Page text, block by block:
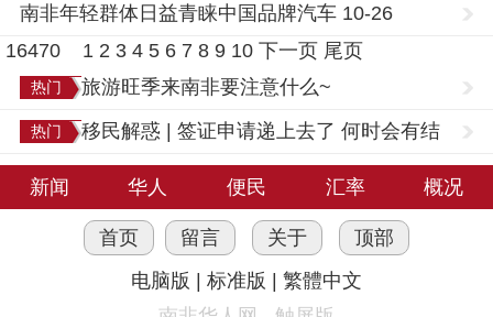
南非年轻群体日益青睐中国品牌汽车 10-26
16470
1 2 3 4 5 6 7 8 9 10 下一页 尾页
热门 旅游旺季来南非要注意什么~
热门
移民解惑 | 签证申请递上去了 何时会有结
果？
新闻
华人 便民 汇率 概况
首页 留言 关于
顶部
电脑版
标准版
繁體中文